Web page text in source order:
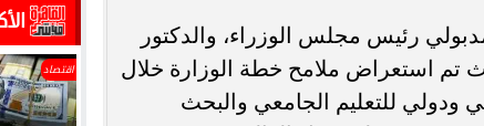
رئيس مجلس الوزراء، والدكتور
تم استعراض ملامح خطة الوزارة خلال
ودولي للتعليم الجامعي والبحث
اقتصاد